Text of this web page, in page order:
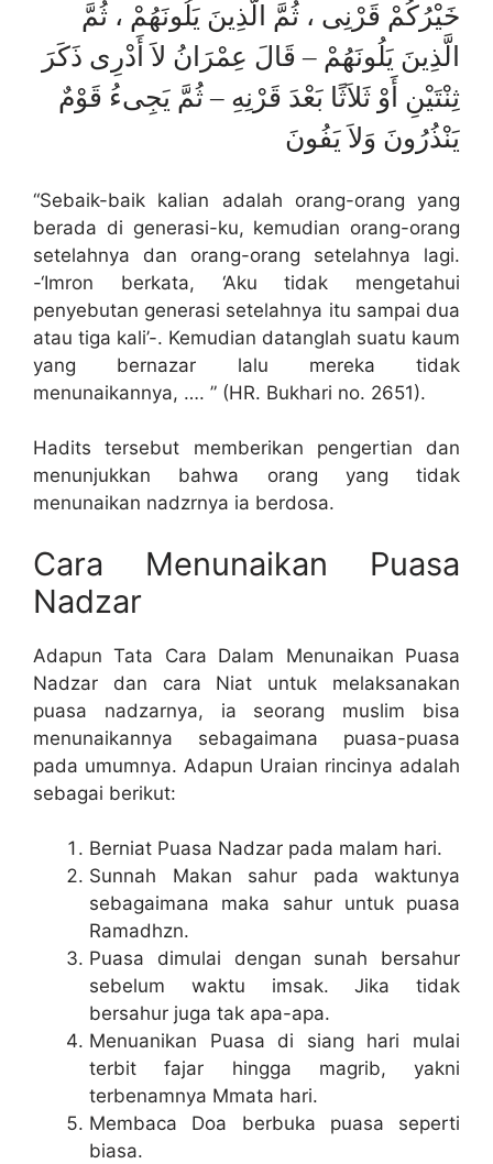
خَيْرُكُمْ قَرْنِى ، ثُمَّ الَّذِينَ يَلُونَهُمْ ، ثُمَّ
الَّذِينَ يَلُونَهُمْ – قَالَ عِمْرَانُ لاَ أَدْرِى ذَكَرَ
ثِنْتَيْنِ أَوْ ثَلاَثًا بَعْدَ قَرْنِهِ – ثُمَّ يَجِىءُ قَوْمٌ
يَنْذُرُونَ وَلاَ يَفُونَ
“Sebaik-baik kalian adalah orang-orang yang
berada di generasi-ku, kemudian orang-orang
setelahnya dan orang-orang setelahnya lagi.
-‘Imron berkata, ‘Aku tidak mengetahui
penyebutan generasi setelahnya itu sampai dua
atau tiga kali’-. Kemudian datanglah suatu kaum
yang bernazar lalu mereka tidak
menunaikannya, …. ” (HR. Bukhari no. 2651).
Hadits tersebut memberikan pengertian dan
menunjukkan bahwa orang yang tidak
menunaikan nadzrnya ia berdosa.
Cara Menunaikan Puasa
Nadzar
Adapun Tata Cara Dalam Menunaikan Puasa
Nadzar dan cara Niat untuk melaksanakan
puasa nadzarnya, ia seorang muslim bisa
menunaikannya sebagaimana puasa-puasa
pada umumnya. Adapun Uraian rincinya adalah
sebagai berikut:
Berniat Puasa Nadzar pada malam hari.
Sunnah Makan sahur pada waktunya
sebagaimana maka sahur untuk puasa
Ramadhzn.
Puasa dimulai dengan sunah bersahur
sebelum waktu imsak. Jika tidak
bersahur juga tak apa-apa.
Menuanikan Puasa di siang hari mulai
terbit fajar hingga magrib, yakni
terbenamnya Mmata hari.
Membaca Doa berbuka puasa seperti
biasa.